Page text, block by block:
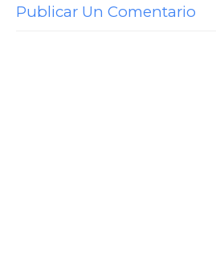
Publicar Un Comentario